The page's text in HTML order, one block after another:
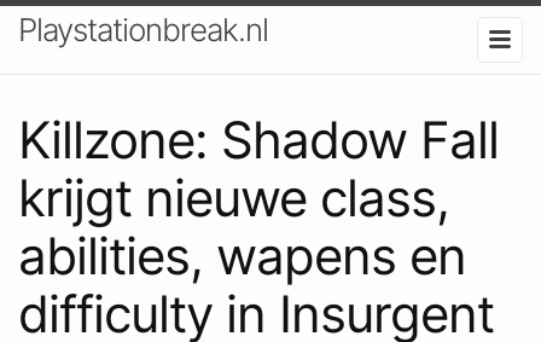
Playstationbreak.nl
Killzone: Shadow Fall
krijgt nieuwe class,
abilities, wapens en
difficulty in Insurgent